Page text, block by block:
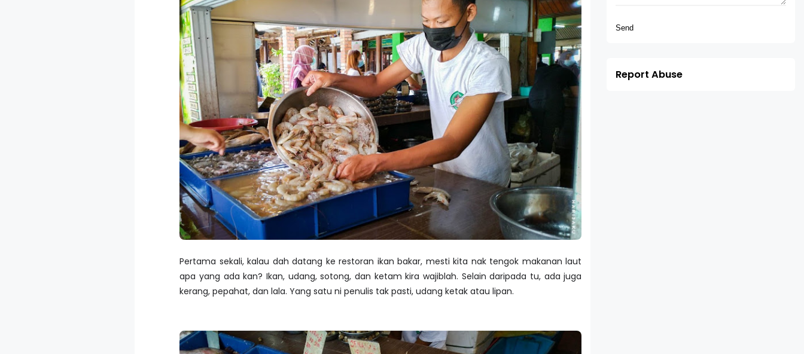
Pertama sekali, kalau dah datang ke restoran ikan bakar, mesti kita nak tengok makanan laut
apa yang ada kan? Ikan, udang, sotong, dan ketam kira wajiblah. Selain daripada tu, ada juga
kerang, pepahat, dan lala. Yang satu ni penulis tak pasti, udang ketak atau lipan.
Report Abuse